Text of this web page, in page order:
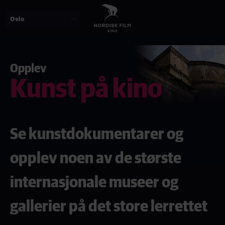
Opplev
Kunst på kino
Se kunstdokumentarer og
opplev noen av de største
internasjonale museer og
gallerier på det store lerrettet